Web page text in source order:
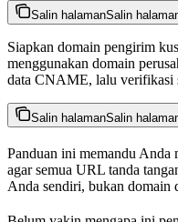
Salin halamanSalin
Siapkan domain pengirim
menggunakan domain
data CNAME, lalu verifikasi
Salin halamanSalin
Panduan ini memandu Anda
agar semua URL tanda
Anda sendiri, bukan domain